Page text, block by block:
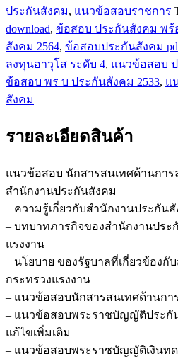
ชิ้น
ประกันสังคม, แนวข้อสอบราชการ
download, ข้อสอบ ประกันสังคม พร้
สังคม 2564, ข้อสอบประกันสังคม
ลงทุนอาวุโส ระดับ 4, แนวข้อสอบ
ข้อสอบ พร บ ประกันสังคม 2533, แ
สังคม
รายละเอียดสินค้า
แนวข้อสอบ นักสารสนเทศด้านการ
สำนักงานประกันสังคม
– ความรู้เกี่ยวกับสำนักงานประกันสั
– บทบาทภารกิจของสำนักงานประ
แรงงาน
– นโยบาย ของรัฐบาลที่เกี่ยวข้องกั
กระทรวงแรงงาน
– แนวข้อสอบนักสารสนเทศด้านกา
– แนวข้อสอบพระราชบัญญัติประกั
แก้ไขเพิ่มเติม
– แนวข้อสอบพระราชบัญญัติเงินท